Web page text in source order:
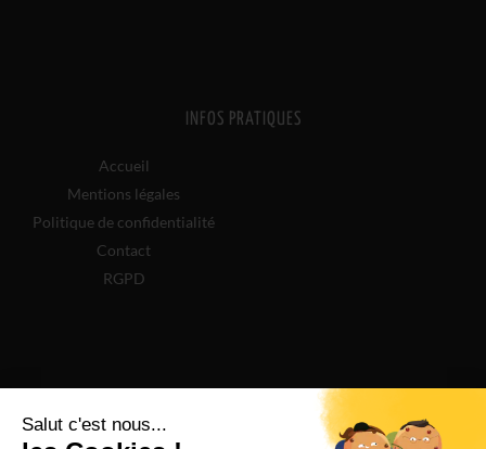
INFOS PRATIQUES
Accueil
Mentions légales
Politique de confidentialité
Contact
RGPD